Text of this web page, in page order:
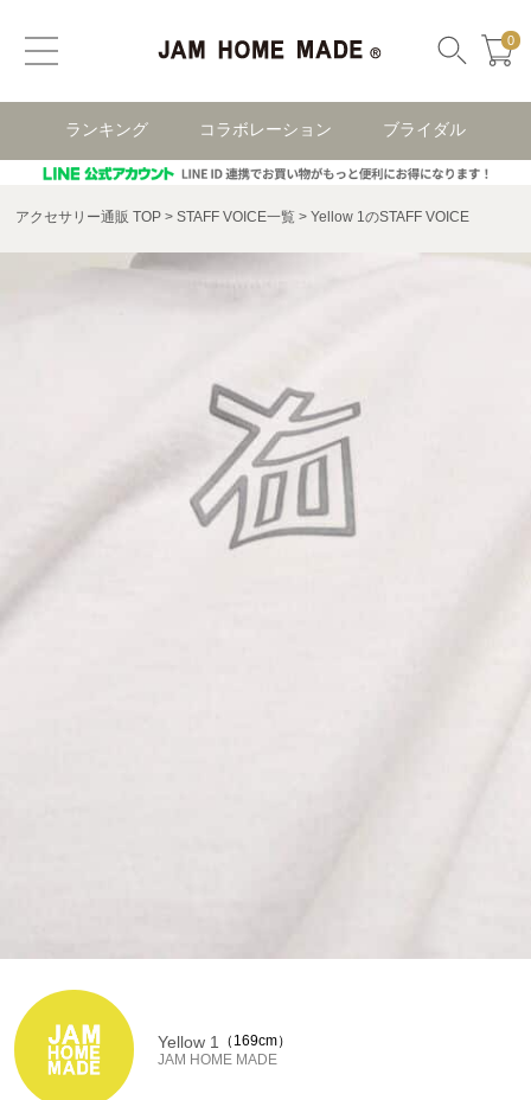
0
ランキング コラボレーション ブライダル
アクセサリー通販 TOP STAFF VOICE一覧 Yellow 1のSTAFF VOICE
Yellow 1
JAM HOME MADE
169cm